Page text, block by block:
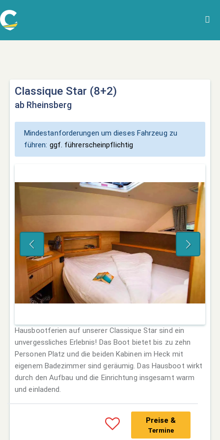
Classique Star (8+2)
ab Rheinsberg
Mindestanforderungen um dieses Fahrzeug zu
führen: ggf. führerscheinpflichtig
Hausbootferien auf unserer Classique Star sind ein
unvergessliches Erlebnis! Das Boot bietet bis zu zehn
Personen Platz und die beiden Kabinen im Heck mit
eigenem Badezimmer sind geräumig. Das Hausboot wirkt
durch den Aufbau und die Einrichtung insgesamt warm
und einladend.
Preise &
Termine